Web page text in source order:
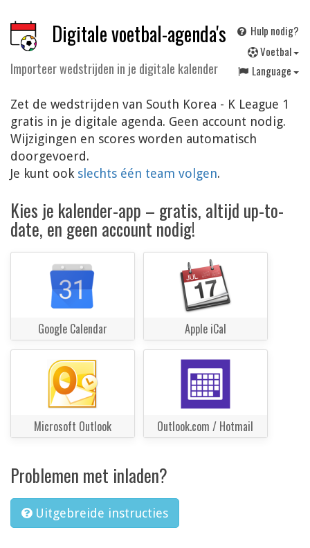
Digitale voetbal-agenda's
Importeer wedstrijden in je digitale kalender
Hulp nodig?
Voetbal
Language
Zet de wedstrijden van South Korea - K League 1
gratis in je digitale agenda. Geen account nodig.
Wijzigingen en scores worden automatisch
doorgevoerd.
Je kunt ook slechts één team volgen.
Kies je kalender-app – gratis, altijd up-to-
date, en geen account nodig!
Google Calendar Apple iCal
Microsoft Outlook Outlook.com / Hotmail
Problemen met inladen?
Uitgebreide instructies